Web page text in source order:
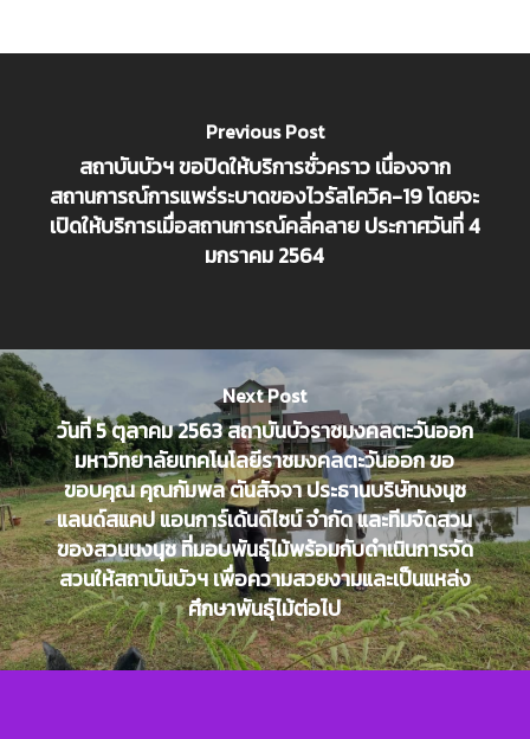
Previous Post
สถาบันบัวฯ ขอปิดให้บริการชั่วคราว เนื่องจาก
สถานการณ์การแพร่ระบาดของไวรัสโควิค-19 โดยจะ
เปิดให้บริการเมื่อสถานการณ์คลี่คลาย ประกาศวันที่ 4
มกราคม 2564
Next Post
วันที่ 5 ตุลาคม 2563 สถาบันบัวราชมงคลตะวันออก
มหาวิทยาลัยเทคโนโลยีราชมงคลตะวันออก ขอ
ขอบคุณ คุณกัมพล ตันสัจจา ประธานบริษัทนงนุช
แลนด์สแคป แอนการ์เด้นดีไซน์ จำกัด และทีมจัดสวน
ของสวนนงนุช ที่มอบพันธุ์ไม้พร้อมกับดำเนินการจัด
สวนให้สถาบันบัวฯ เพื่อความสวยงามและเป็นแหล่ง
ศึกษาพันธุ์ไม้ต่อไป